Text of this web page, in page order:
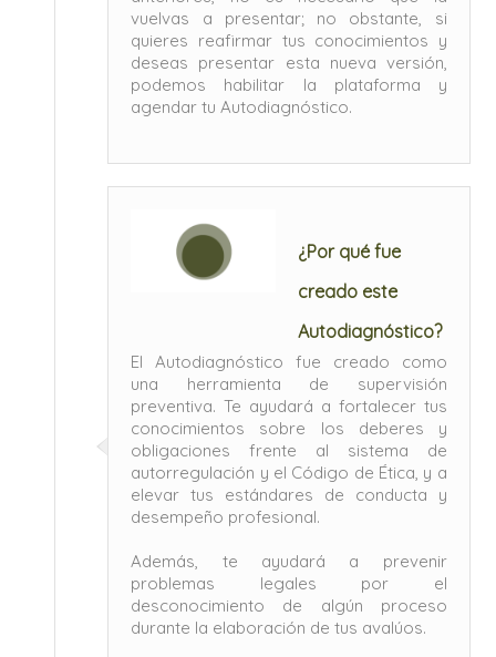
vuelvas a presentar; no obstante, si
quieres reafirmar tus conocimientos y
deseas presentar esta nueva versión,
podemos habilitar la plataforma y
agendar tu Autodiagnóstico.
¿Por qué fue
creado este
Autodiagnóstico?
El Autodiagnóstico fue creado como
una herramienta de supervisión
preventiva. Te ayudará a fortalecer tus
conocimientos sobre los deberes y
obligaciones frente al sistema de
autorregulación y el Código de Ética, y a
elevar tus estándares de conducta y
desempeño profesional.
Además, te ayudará a prevenir
problemas legales por el
desconocimiento de algún proceso
durante la elaboración de tus avalúos.